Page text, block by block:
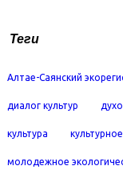
Теги
Алтае-Саянский
диалог культур
культура
молодежное